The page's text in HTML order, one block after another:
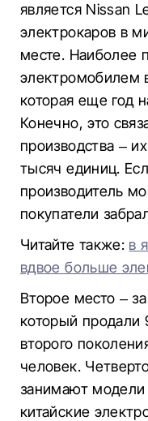
является Nissan
электрокаров в
месте. Наиболее
электромобилем
которая еще год
Конечно, это
производства –
тысяч единиц.
производитель
покупатели
Читайте также: в
вдвое больше
Второе место –
который продали
второго
человек.
занимают модели
китайские